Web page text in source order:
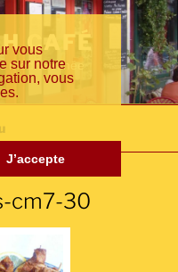
vous
sur notre
vous
J’accepte
CAFÉ
méditerranée
Fr
an
çai
En
gli
日
本
cm7-30